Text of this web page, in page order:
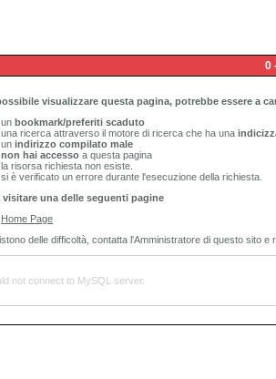
0
visualizzare questa pagina, potrebbe essere a
un bookmark/preferiti scaduto
una ricerca attraverso il motore di ricerca che ha una
un indirizzo compilato male
non hai accesso a questa pagina
la risorsa richiesta non esiste.
si è verificato un errore durante l'esecuzione della richiesta.
visitare una delle seguenti pagine
Home Page
delle difficoltà, contatta l'Amministratore di questo sito e
not connect to MySQL server.